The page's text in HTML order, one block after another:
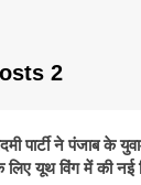
2
पार्टी ने पंजाब के
यूथ विंग में की नई